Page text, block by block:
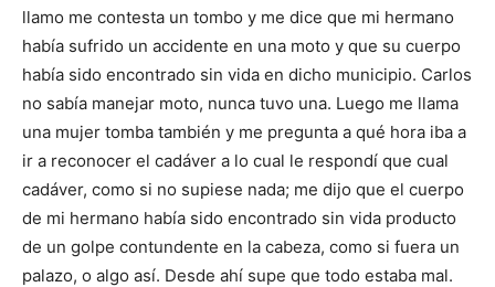
llamo me contesta un tombo y me dice que mi hermano
había sufrido un accidente en una moto y que su cuerpo
había sido encontrado sin vida en dicho municipio. Carlos
no sabía manejar moto, nunca tuvo una. Luego me llama
una mujer tomba también y me pregunta a qué hora iba a
ir a reconocer el cadáver a lo cual le respondí que cual
cadáver, como si no supiese nada; me dijo que el cuerpo
de mi hermano había sido encontrado sin vida producto
de un golpe contundente en la cabeza, como si fuera un
palazo, o algo así. Desde ahí supe que todo estaba mal.